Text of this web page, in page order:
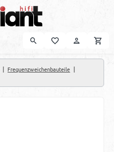
| Frequenzweichenbauteile |